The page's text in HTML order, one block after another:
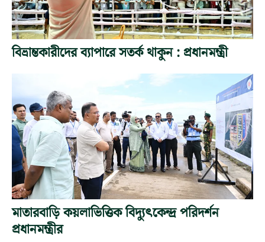
বিভ্রান্তকারীদের ব্যাপারে সতর্ক থাকুন : প্রধানমন্ত্রী
মাতারবাড়ি কয়লাভিত্তিক বিদ্যুৎকেন্দ্র পরিদর্শন
প্রধানমন্ত্রীর